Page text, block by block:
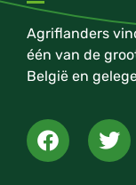
Agriflanders
één van de
België en